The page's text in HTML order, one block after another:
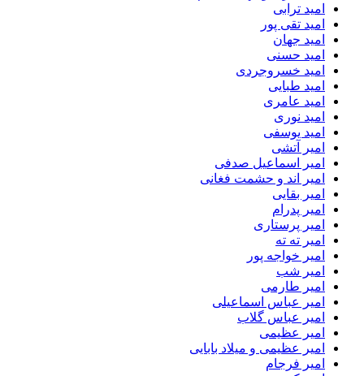
امید ترابی
امید تقی پور
امید جهان
امید حسنی
امید خسروجردی
امید طبایی
امید عامری
امید نوری
امید یوسفی
امیر آتشی
امیر اسماعیل صدفی
امیر اند و حشمت فغانی
امیر بقایی
امیر پدرام
امیر پرستاری
امیر ته ته
امیر خواجه پور
امیر شب
امیر طارمی
امیر عباس اسماعیلی
امیر عباس گلاب
امیر عظیمی
امیر عظیمی و میلاد بابایی
امیر فرجام